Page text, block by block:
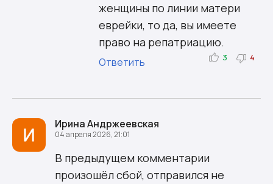
женщины по линии матери
еврейки, то да, вы имеете
право на репатриацию.
3 4
Ответить
Ирина Андржеевская
04 апреля 2026, 21:01
В предыдущем комментарии
произошёл сбой, отправился не